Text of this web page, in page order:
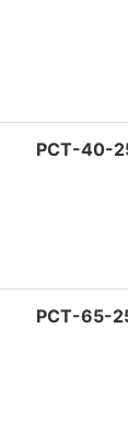
PCT-40-
PCT-65-